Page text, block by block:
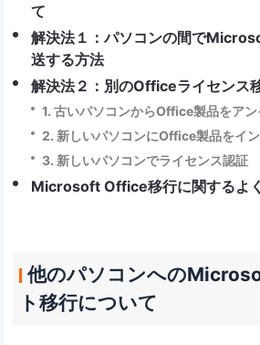
て
解決法１：パソコンの間で
送する方法
解決法２：別のOfficeライセンス
1. 古いパソコンからOffice製品をア
2. 新しいパソコンにOffice製品をイ
3. 新しいパソコンでライセンス認証
Microsoft Office移行に関するよ
他のパソコンへの
ト移行について